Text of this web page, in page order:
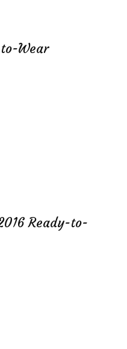
Wear
Ready-to-